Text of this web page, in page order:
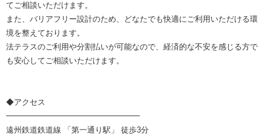
てご相談いただけます。
また、バリアフリー設計のため、どなたでも快適にご利用いただける環
境を整えております。
法テラスのご利用や分割払いが可能なので、経済的な不安を感じる方で
も安心してご相談いただけます。
◆アクセス
━━━━━━━━━━━━━━━━━
遠州鉄道鉄道線 「第一通り駅」 徒歩3分